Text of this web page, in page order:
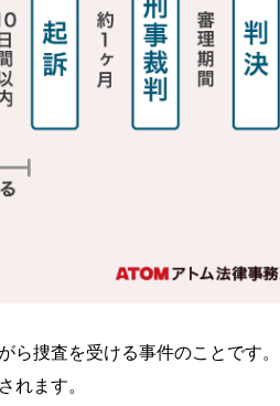
ら捜査を受ける事件のことです
れます。